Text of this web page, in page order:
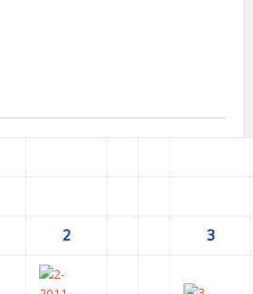
2 3